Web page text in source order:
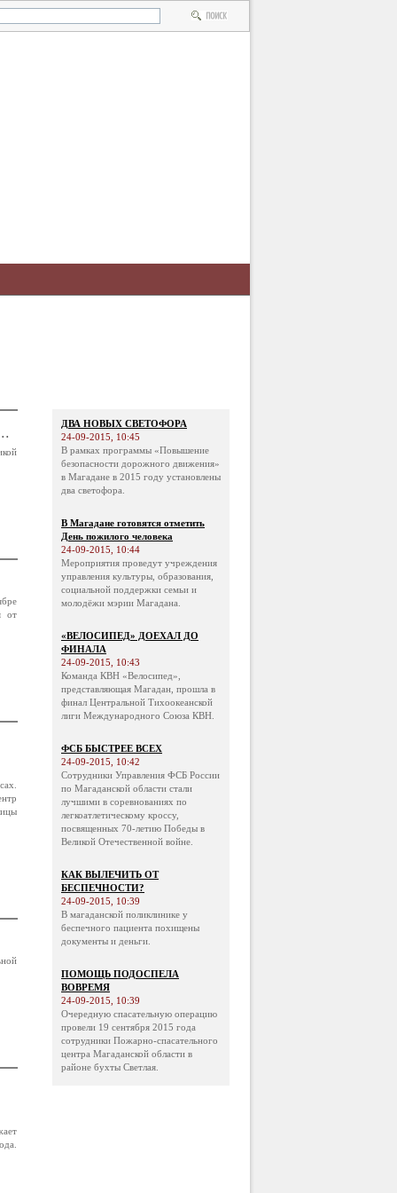
от
ДВА НОВЫХ СВЕТОФОРА
24-09-2015, 10:45
В рамках программы «Повышение
безопасности дорожного движения»
в Магадане в 2015 году установлены
два светофора.
В Магадане готовятся отметить
День пожилого человека
24-09-2015, 10:44
Мероприятия проведут учреждения
управления культуры, образования,
социальной поддержки семьи и
молодёжи мэрии Магадана.
«ВЕЛОСИПЕД» ДОЕХАЛ ДО
ФИНАЛА
24-09-2015, 10:43
Команда КВН «Велосипед»,
представляющая Магадан, прошла в
финал Центральной Тихоокеанской
лиги Международного Союза КВН.
ФСБ БЫСТРЕЕ ВСЕХ
24-09-2015, 10:42
Сотрудники Управления ФСБ России
по Магаданской области стали
лучшими в соревнованиях по
легкоатлетическому кроссу,
посвященных 70-летию Победы в
Великой Отечественной войне.
КАК ВЫЛЕЧИТЬ ОТ
БЕСПЕЧНОСТИ?
24-09-2015, 10:39
В магаданской поликлинике у
беспечного пациента похищены
документы и деньги.
ПОМОЩЬ ПОДОСПЕЛА
ВОВРЕМЯ
24-09-2015, 10:39
Очередную спасательную операцию
провели 19 сентября 2015 года
сотрудники Пожарно-спасательного
центра Магаданской области в
районе бухты Светлая.